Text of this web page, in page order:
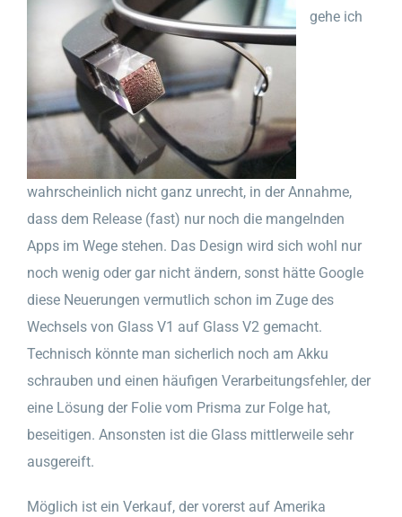
gehe ich
wahrscheinlich nicht ganz unrecht, in der Annahme,
dass dem Release (fast) nur noch die mangelnden
Apps im Wege stehen. Das Design wird sich wohl nur
noch wenig oder gar nicht ändern, sonst hätte Google
diese Neuerungen vermutlich schon im Zuge des
Wechsels von Glass V1 auf Glass V2 gemacht.
Technisch könnte man sicherlich noch am Akku
schrauben und einen häufigen Verarbeitungsfehler, der
eine Lösung der Folie vom Prisma zur Folge hat,
beseitigen. Ansonsten ist die Glass mittlerweile sehr
ausgereift.
Möglich ist ein Verkauf, der vorerst auf Amerika